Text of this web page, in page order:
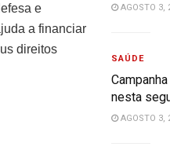
e
a financiar
direitos
AGOSTO 3,
SAÚDE
nesta
AGOSTO 3,